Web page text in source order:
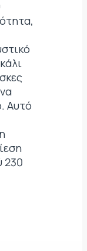
Αυτό
230